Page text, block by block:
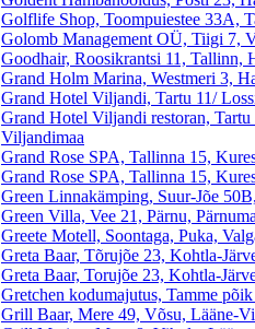
Golflife Shop, Toompuiestee 33A,
Golomb Management OÜ, Tiigi 7,
Goodhair, Roosikrantsi 11, Tallinn,
Grand Holm Marina, Westmeri 3,
Grand Hotel Viljandi, Tartu 11/
Grand Hotel Viljandi restoran,
Viljandimaa
Grand Rose SPA, Tallinna 15,
Grand Rose SPA, Tallinna 15,
Green Linnakämping, Suur-Jõe
Green Villa, Vee 21, Pärnu,
Greete Motell, Soontaga, Puka,
Greta Baar, Tõrujõe 23, Kohtla-
Greta Baar, Torujõe 23, Kohtla-
Gretchen kodumajutus, Tamme
Grill Baar, Mere 49, Võsu, Lääne-